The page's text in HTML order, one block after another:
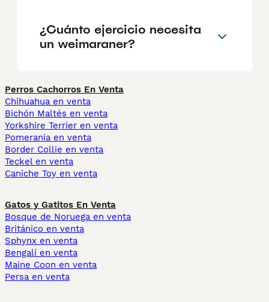
¿Cuánto ejercicio necesita
un weimaraner?
Perros Cachorros En Venta
Chihuahua en venta
Bichón Maltés en venta
Yorkshire Terrier en venta
Pomerania en venta
Border Collie en venta
Teckel en venta
Caniche Toy en venta
Gatos y Gatitos En Venta
Bosque de Noruega en venta
Británico en venta
Sphynx en venta
Bengalí en venta
Maine Coon en venta
Persa en venta